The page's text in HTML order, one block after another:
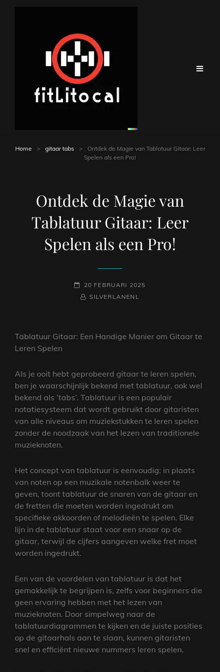
Home > gitaar tabs >
Ontdek de Magie van Tablatuur Gitaar: Leer
Spelen als een Pro!
Ontdek de Magie van
Tablatuur Gitaar: Leer
Spelen als een Pro!
GEPLAATST
OP
20 FEBRUARI 2025
NAAMREGEL
BYLINE
SILVERLANENL
Tablatuur Gitaar: Een Handige Manier om Gitaar te
Leren Spelen
Als je ooit hebt geprobeerd gitaar te leren spelen,
ben je waarschijnlijk bekend met tablatuur, ook wel
bekend als ’tabs’. Tablatuur is een populair
notatiesysteem dat wordt gebruikt door gitaristen
van alle niveaus om muziekstukken te leren spelen
zonder de noodzaak van het lezen van traditionele
muzieknoten.
Het concept van tablatuur is eenvoudig: in plaats
van noten op een muzikale notenbalk weer te
geven, toont tablatuur de snaren van de gitaar en
de fretten die moeten worden ingedrukt om
specifieke akkoorden of melodieën te spelen. Elke
lijn in de tablatuur staat voor een snaar op de
gitaar, terwijl de cijfers aangeven welke fret moet
worden ingedrukt.
Een van de voordelen van tablatuur is dat het
gemakkelijk te begrijpen is, zelfs voor beginners die
geen ervaring hebben met het lezen van
muzieknoten. Door simpelweg naar de
tablatuurdiagrammen te kijken en de juiste posities
op de gitaarhals aan te slaan, kunnen gitaristen
snel en efficiënt nieuwe nummers leren spelen.